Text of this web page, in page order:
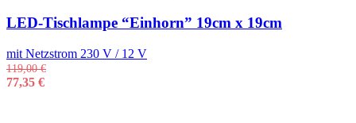
LED-Tischlampe “Einhorn” 19cm x 19cm
mit Netzstrom 230 V / 12 V
119,00€
77,35 €